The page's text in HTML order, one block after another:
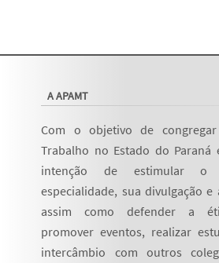
A APAMT
Com o objetivo de
Trabalho no Estado do Paraná
intenção de estimular o
especialidade, sua divulgação e
assim como defender a
promover eventos, realizar
intercâmbio com outros